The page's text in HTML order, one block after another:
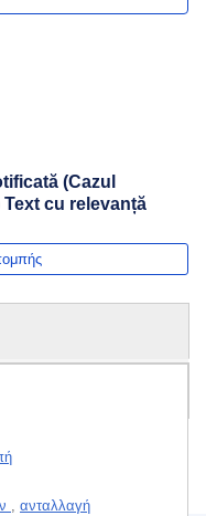
(Cazul
Text cu relevanță
, ανταλλαγή